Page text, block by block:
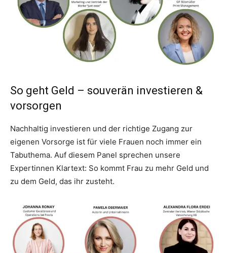
So geht Geld – souverän investieren &
vorsorgen
Nachhaltig investieren und der richtige Zugang zur
eigenen Vorsorge ist für viele Frauen noch immer ein
Tabuthema. Auf diesem Panel sprechen unsere
Expertinnen Klartext: So kommt Frau zu mehr Geld und
zu dem Geld, das ihr zusteht.